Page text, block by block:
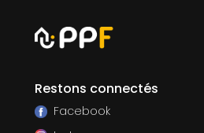
Restons connectés
Facebook